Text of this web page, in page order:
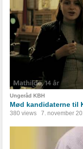
Ungeråd KBH
Mød kandidaterne til
380 views 7. november